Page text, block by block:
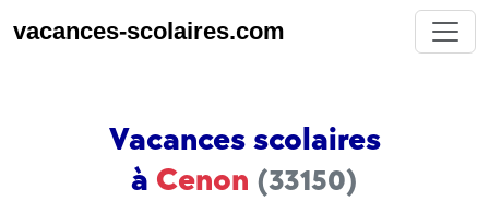
vacances-scolaires.com
Vacances scolaires
à Cenon (33150)